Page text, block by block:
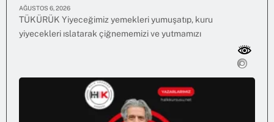
AĞUSTOS 6, 2026
TÜKÜRÜK Yiyeceğimiz yemekleri yumuşatıp, kuru
yiyecekleri ıslatarak çiğnememizi ve yutmamızı